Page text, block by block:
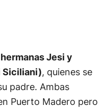
Jesi y
Siciliani), quienes se
padre. Ambas
Puerto Madero pero